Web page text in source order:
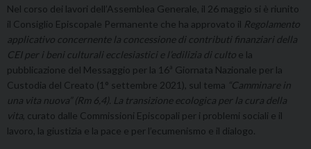
Nel corso dei lavori dell’Assemblea Generale, il 26 maggio si è riunito
il Consiglio Episcopale Permanente che ha approvato il Regolamento
applicativo concernente la concessione di contributi finanziari della
CEI per i beni culturali ecclesiastici e l’edilizia di culto e la
pubblicazione del Messaggio per la 16ª Giornata Nazionale per la
Custodia del Creato (1° settembre 2021), sul tema
“Camminare in
una vita nuova” (Rm 6,4). La transizione ecologica per la cura della
vita , curato dalle Commissioni Episcopali per i problemi sociali e il
lavoro, la giustizia e la pace e per l’ecumenismo e il dialogo.